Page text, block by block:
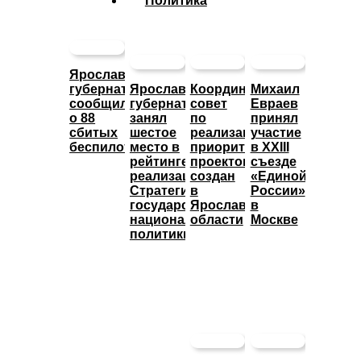
Ярославский
губернатор
сообщил
о 88
сбитых
беспилотниках
Ярославский
губернатор
занял
шестое
место в
рейтинге
реализации
Стратегии
государственной
национальной
политики
Координационный
совет
по
реализации
приоритетных
проектов
создан
в
Ярославской
области
Михаил
Евраев
принял
участие
в XXIII
съезде
«Единой
России»
в
Москве